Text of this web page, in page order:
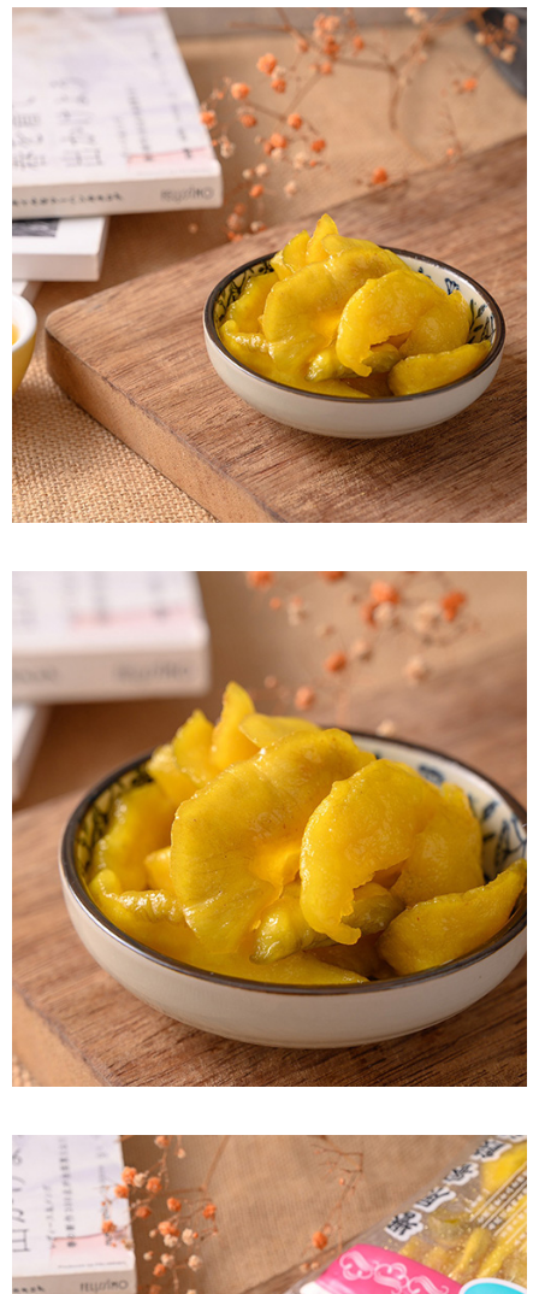
每筆NT$60，滿NT$799(含以上)免運費
每筆NT$60，滿NT$799(含以上)免運費
7-11取貨付款
每筆NT$60，滿NT$799(含以上)免運費
付款後7-11取貨
每筆NT$60，滿NT$799(含以上)免運費
宅配到家
每筆NT$150，滿NT$1,399(含以上)免運費
澎湖金門馬祖宅配到家
每筆NT$250
付款後門市自取
免運費